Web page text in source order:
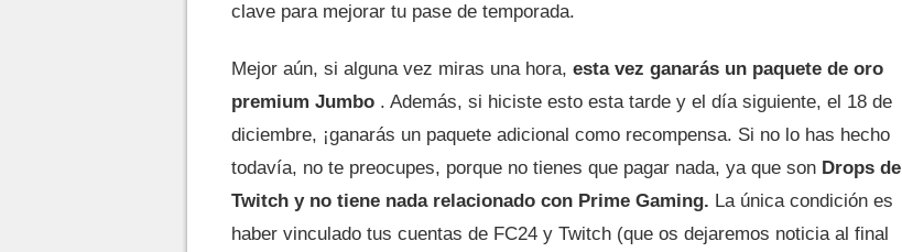
clave para mejorar tu pase de temporada.
Mejor aún, si alguna vez miras una hora, esta vez ganarás un paquete de oro
premium Jumbo . Además, si hiciste esto esta tarde y el día siguiente, el 18 de
diciembre, ¡ganarás un paquete adicional como recompensa. Si no lo has hecho
todavía, no te preocupes, porque no tienes que pagar nada, ya que son Drops de
Twitch y no tiene nada relacionado con Prime Gaming. La única condición es
haber vinculado tus cuentas de FC24 y Twitch (que os dejaremos noticia al final